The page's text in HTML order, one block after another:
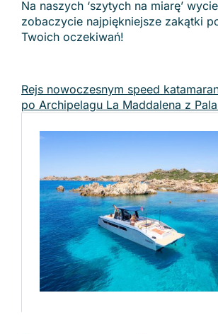
Na naszych ‘szytych na miarę’
zobaczycie najpiękniejsze zakątki
Twoich oczekiwań!
Rejs nowoczesnym speed
po Archipelagu La Maddalena z